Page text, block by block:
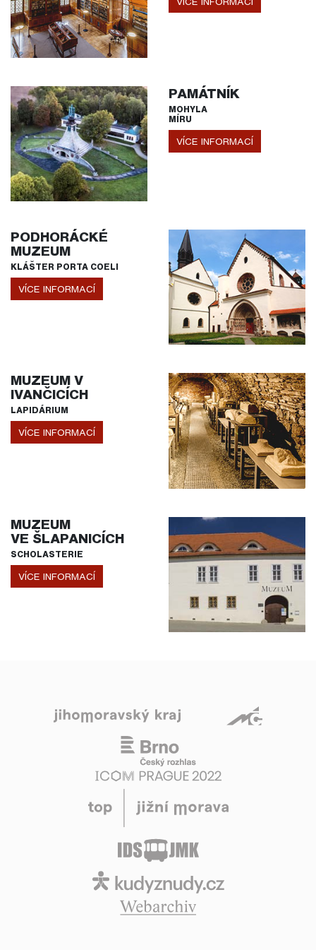
PAMÁTNÍK
MOHYLA
MÍRU
VÍCE INFORMACÍ
PODHORÁCKÉ
MUZEUM
KLÁŠTER PORTA COELI
VÍCE INFORMACÍ
MUZEUM V
IVANČICÍCH
LAPIDÁRIUM
VÍCE INFORMACÍ
MUZEUM
VE ŠLAPANICÍCH
SCHOLASTERIE
VÍCE INFORMACÍ